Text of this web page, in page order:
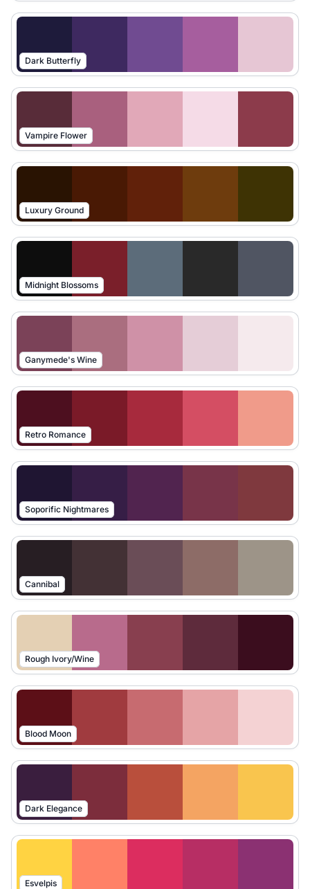
Dark Butterfly
Vampire Flower
Luxury Ground
Midnight Blossoms
Ganymede's Wine
Retro Romance
Soporific Nightmares
Cannibal
Rough Ivory/Wine
Blood Moon
Dark Elegance
Esvelpis